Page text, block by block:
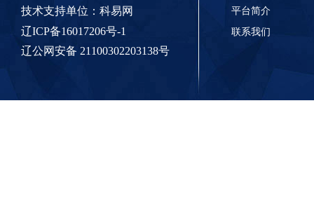
技术支持单位： 科易网
辽ICP备16017206号-1
辽公网安备 21100302203138号
平台简介
联系我们